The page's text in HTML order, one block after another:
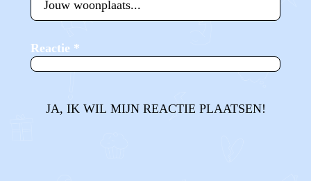
Reactie *
JA, IK WIL MIJN REACTIE PLAATSEN!